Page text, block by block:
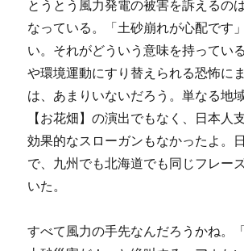
とうとう風力発電の被害を訴えるの
なっている。「土砂崩れが心配です
い。それがどういう意味を持ってい
や環境運動にすり替えられる恐怖に
は、あまりいないだろう。単なる地
【お花畑】の演出でもなく、日本人
効果的なスローガンもなかったよ。
で、九州でも北海道でも同じフレー
いた。
すべて風力の手先なんだろうかね。